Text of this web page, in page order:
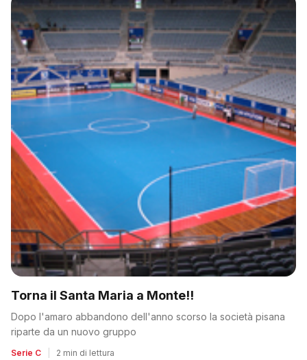
Torna il Santa Maria a Monte!!
Dopo l'amaro abbandono dell'anno scorso la società pisana
riparte da un nuovo gruppo
Serie C 2 min di lettura